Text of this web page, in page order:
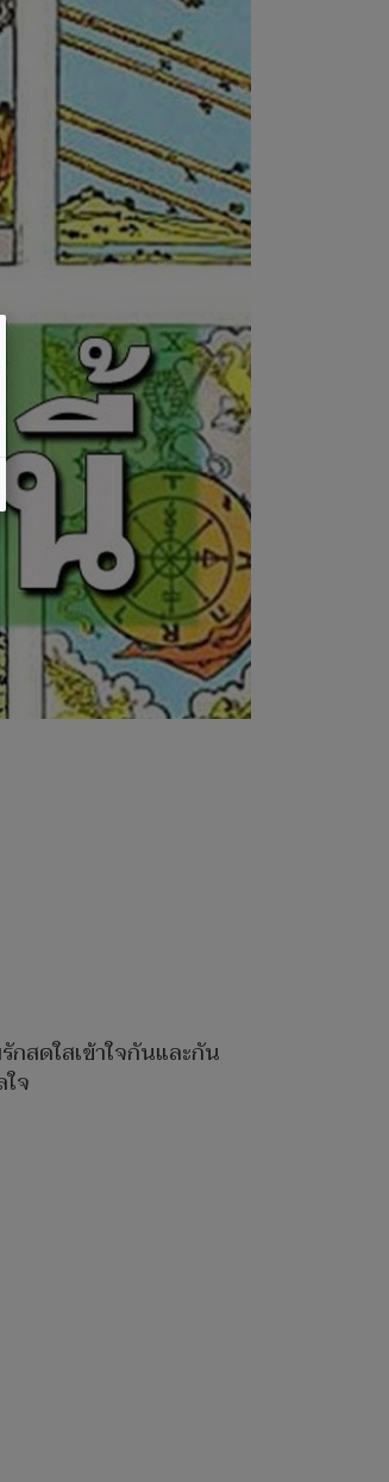
สดใสเข้าใจกันและกัน
จ